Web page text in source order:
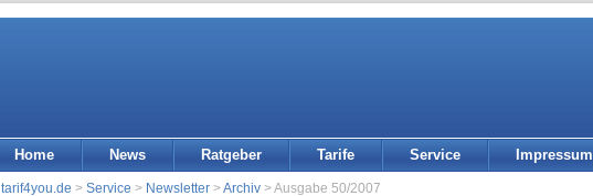
Home News Ratgeber Tarife Service Impressum
tarif4you.de > Service > Newsletter > Archiv > Ausgabe 50/2007